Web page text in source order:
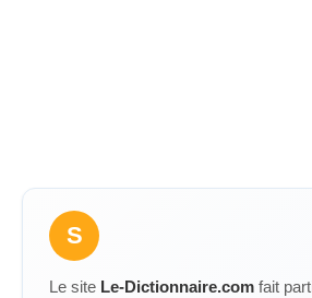
S
Le site Le-Dictionnaire.com fait